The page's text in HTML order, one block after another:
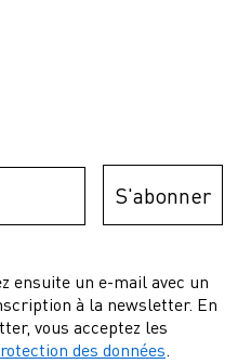
S'abonner
ensuite un e-mail avec un
à la newsletter. En
vous acceptez les
des données.